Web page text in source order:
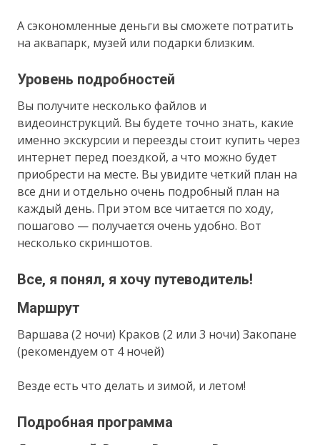
А сэкономленные деньги вы сможете потратить
на аквапарк, музей или подарки близким.
Уровень подробностей
Вы получите несколько файлов и
видеоинструкций. Вы будете точно знать, какие
именно экскурсии и переезды стоит купить через
интернет перед поездкой, а что можно будет
приобрести на месте. Вы увидите четкий план на
все дни и отдельно очень подробный план на
каждый день. При этом все читается по ходу,
пошагово — получается очень удобно. Вот
несколько скриншотов.
Все, я понял, я хочу путеводитель!
Маршрут
Варшава (2 ночи) Краков (2 или 3 ночи) Закопане
(рекомендуем от 4 ночей)
Везде есть что делать и зимой, и летом!
Подробная программа